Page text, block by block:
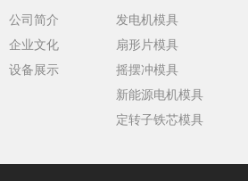
公司简介
企业文化
设备展示
发电机模具
扇形片模具
摇摆冲模具
新能源电机模具
定转子铁芯模具